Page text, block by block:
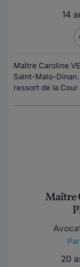
14
Maître Caroline
Saint-Malo-
ressort de la
Maître
20